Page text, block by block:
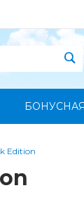
Edition